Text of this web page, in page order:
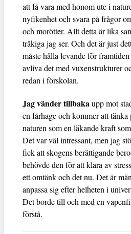
att få vara med honom ute i
nyfikenhet och svara på frågor
och morötter. Allt detta är lika
tråkiga jag ser. Och det är just
måste hålla levande för
avliva det med vuxenstrukturer
redan i förskolan.
Jag vänder tillbaka upp mot
en fårhage och kommer att
naturen som en läkande kraft
Det var väl intressant, men jag
fick att skogens berättigande
behövde den för att klara av
ett omtänk och det nu. Det är
anpassa sig efter helheten i
Det borde till och med en
förstå.